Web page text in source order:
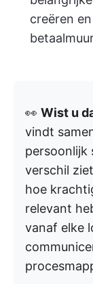
creëren
👀 Wist u
vindt
persoonlijk
verschil
hoe
relevant
vanaf elke